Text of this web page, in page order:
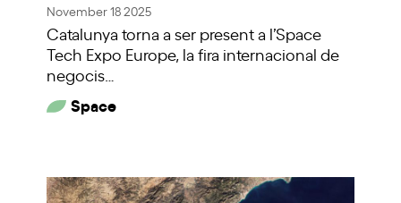
November 18 2025
Catalunya torna a ser present a l’Space
Tech Expo Europe, la fira internacional de
negocis…
Space